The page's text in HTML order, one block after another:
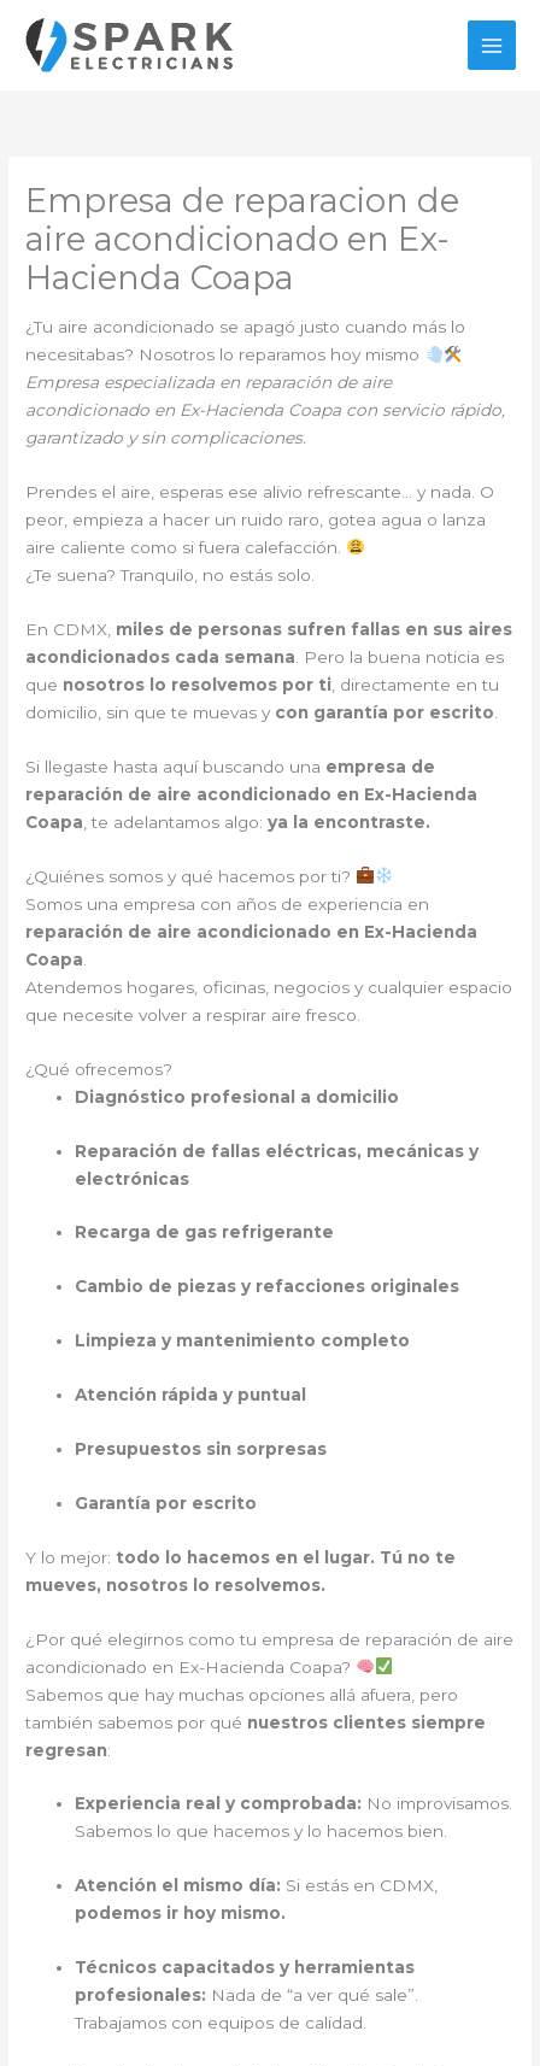
contenido
Empresa de reparacion de
aire acondicionado en Ex-
Hacienda Coapa
¿Tu aire acondicionado se apagó justo cuando más lo
necesitabas? Nosotros lo reparamos hoy mismo
Empresa especializada en reparación de aire
acondicionado en Ex-Hacienda Coapa con servicio rápido,
garantizado y sin complicaciones.
Prendes el aire, esperas ese alivio refrescante… y nada. O
peor, empieza a hacer un ruido raro, gotea agua o lanza
aire caliente como si fuera calefacción.
¿Te suena? Tranquilo, no estás solo.
En CDMX, miles de personas sufren fallas en sus aires
acondicionados cada semana . Pero la buena noticia es
que nosotros lo resolvemos por ti , directamente en tu
domicilio, sin que te muevas y con garantía por escrito
Si llegaste hasta aquí buscando una empresa de
reparación de aire acondicionado en Ex-Hacienda
Coapa , te adelantamos algo:ya la encontraste.
¿Quiénes somos y qué hacemos por ti?
Somos una empresa con años de experiencia en
reparación de aire acondicionado en Ex-Hacienda
Coapa
Atendemos hogares, oficinas, negocios y cualquier espacio
que necesite volver a respirar aire fresco.
¿Qué ofrecemos?
Diagnóstico profesional a domicilio
Reparación de fallas eléctricas, mecánicas y
electrónicas
Recarga de gas refrigerante
Cambio de piezas y refacciones originales
Limpieza y mantenimiento completo
Atención rápida y puntual
Presupuestos sin sorpresas
Garantía por escrito
Y lo mejor: todo lo hacemos en el lugar. Tú no te
mueves, nosotros lo resolvemos.
¿Por qué elegirnos como tu empresa de reparación de aire
acondicionado en Ex-Hacienda Coapa?
Sabemos que hay muchas opciones allá afuera, pero
también sabemos por qué nuestros clientes siempre
regresan:
Experiencia real y comprobada: No improvisamos.
Sabemos lo que hacemos y lo hacemos bien.
Atención el mismo día: Si estás en CDMX,
podemos ir hoy mismo.
Técnicos capacitados y herramientas
profesionales: Nada de “a ver qué sale”.
Trabajamos con equipos de calidad.